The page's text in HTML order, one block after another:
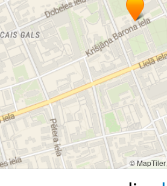
© MapTiler